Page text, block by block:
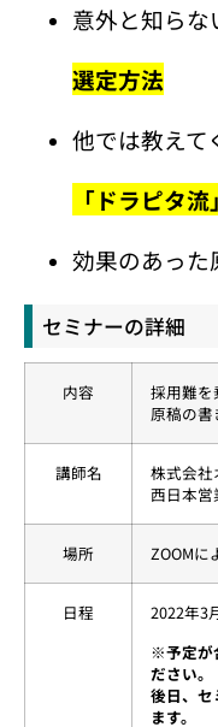
意外と知らな
選定方法
他では教えて
「ドラピタ
効果のあった
セミナーの詳細
内容
採用難を
原稿の書
講師名
株式会社
西日本
場所 ZOOMに
日程
2022年3
※予定が
ださい。
後日、セ
ます。